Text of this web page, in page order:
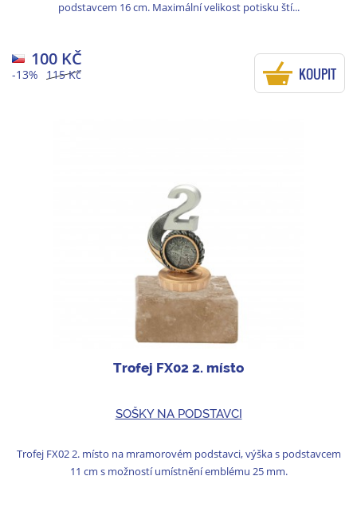
podstavcem 16 cm. Maximální velikost potisku ští...
115 Kč
-13%
100 KČ
KOUPIT
Trofej FX02 2. místo
SOŠKY NA PODSTAVCI
Trofej FX02 2. místo na mramorovém podstavci, výška s podstavcem
11 cm s možností umístnění emblému 25 mm.